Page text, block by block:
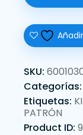
SKU:
Categorías:
Etiquetas:
PATRÓN
Product ID: